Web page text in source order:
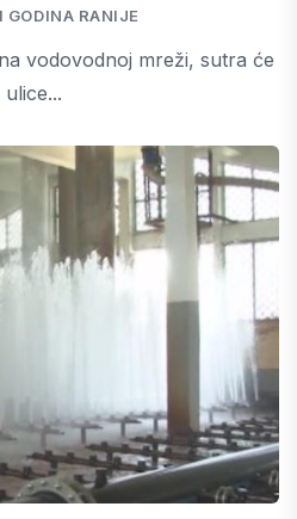
GODINA RANIJE
vodovodnoj mreži, sutra će